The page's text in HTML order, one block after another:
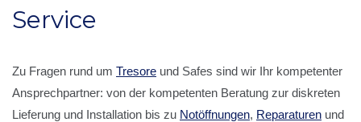
Service
Zu Fragen rund um Tresore und Safes sind wir Ihr kompetenter
Ansprechpartner: von der kompetenten Beratung zur diskreten
Lieferung und Installation bis zu Notöffnungen, Reparaturen und